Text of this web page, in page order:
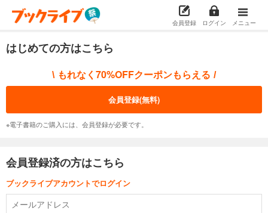
会員登録 ログイン メニュー
はじめての方はこちら
\ もれなく70%OFFクーポンもらえる /
会員登録(無料)
※電子書籍のご購入には、会員登録が必要です。
会員登録済の方はこちら
ブックライブアカウントでログイン